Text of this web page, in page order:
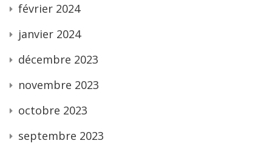
février 2024
janvier 2024
décembre 2023
novembre 2023
octobre 2023
septembre 2023